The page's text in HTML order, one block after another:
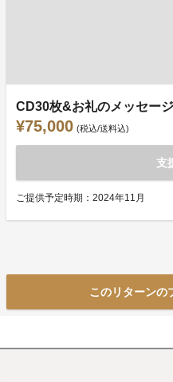
CD30枚&お礼のメッセージ
¥75,000 (税込/送料込)
支
ご提供予定時期：2024年11月
このリターンの